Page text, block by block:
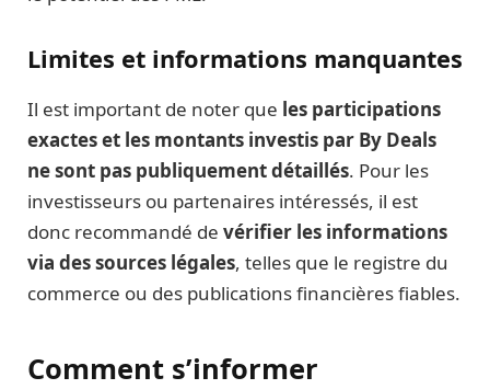
Limites et informations manquantes
Il est important de noter que les participations
exactes et les montants investis par By Deals
ne sont pas publiquement détaillés. Pour les
investisseurs ou partenaires intéressés, il est
donc recommandé de vérifier les informations
via des sources légales, telles que le registre du
commerce ou des publications financières fiables.
Comment s’informer